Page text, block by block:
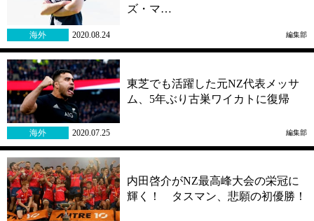
ズ・マ…
海外 2020.08.24 編集部
東芝でも活躍した元NZ代表メッサ
ム、5年ぶり古巣ワイカトに復帰
海外 2020.07.25 編集部
内田啓介がNZ最高峰大会の栄冠に
輝く！ タスマン、悲願の初優勝！